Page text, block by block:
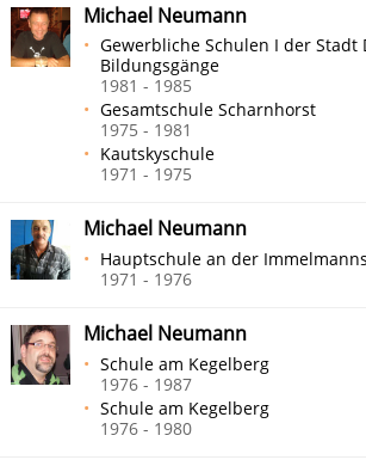
Michael Neumann
Gewerbliche Schulen I der
Bildungsgänge
1981 - 1985
Gesamtschule Scharnhorst
1975 - 1981
Kautskyschule
1971 - 1975
Michael Neumann
Hauptschule an der
1971 - 1976
Michael Neumann
Schule am Kegelberg
1976 - 1987
Schule am Kegelberg
1976 - 1980